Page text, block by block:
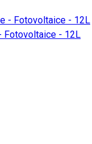
Fotovoltaice - 12L